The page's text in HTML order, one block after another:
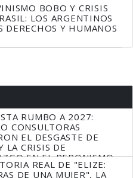
BOBO Y CRISIS
LOS ARGENTINOS
DERECHOS Y HUMANOS
RUMBO A 2027:
CONSULTORAS
EL DESGASTE DE
LA CRISIS DE
EN EL PERONISMO
REAL DE "ELIZE:
DE UNA MUJER", LA